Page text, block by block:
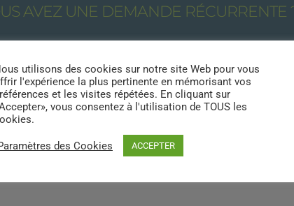
AVEZ UNE DEMANDE RÉCURRENTE
contactez-nous au
0596 609 569
utilisons des cookies sur notre site Web pour vous
l'expérience la plus pertinente en mémorisant vos
et les visites répétées. En cliquant sur
vous consentez à l'utilisation de TOUS les
des Cookies ACCEPTER